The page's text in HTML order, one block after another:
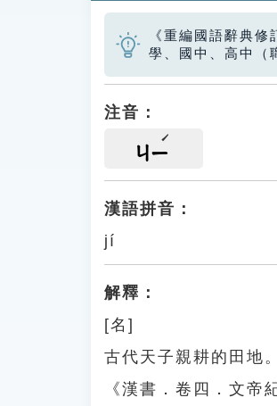
《重編國語辭典
學、國中、高中（
注音：
ㄐㄧ
漢語拼音：
jí
解釋：
[名]
古代天子親耕的田地
《漢書．卷四．文